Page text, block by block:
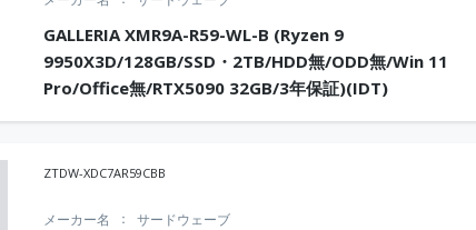
GALLERIA XMR9A-R59-WL-B (Ryzen 9
9950X3D/128GB/SSD・2TB/HDD無/ODD無/Win 11
Pro/Office無/RTX5090 32GB/3年保証)(IDT)
ZTDW-XDC7AR59CBB
メーカー名 サードウェーブ